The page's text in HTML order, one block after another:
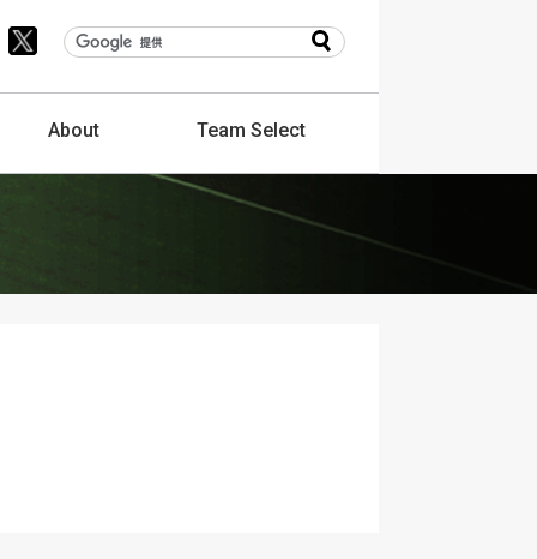
About TeamSelect